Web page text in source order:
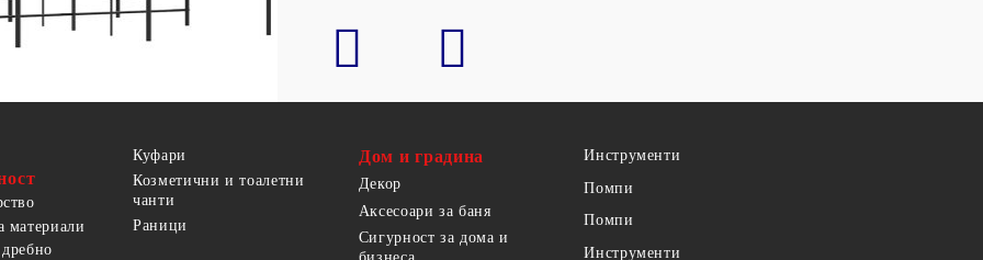
материали
Куфари
Козметични и тоалетни
чанти
Раници
Дом и градина
Декор
Аксесоари за баня
Сигурност за дома и
Инструменти
Помпи
Помпи
Инструменти